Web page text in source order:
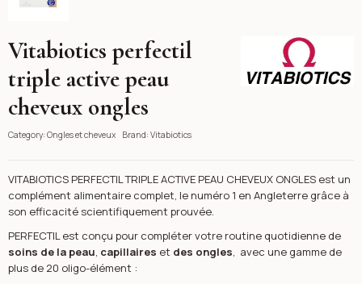
Vitabiotics
Vitabiotics perfectil
triple active peau
cheveux ongles
Category: Ongles et cheveux Brand: Vitabiotics
VITABIOTICS PERFECTIL TRIPLE ACTIVE PEAU CHEVEUX ONGLES est un
complément alimentaire complet, le numéro 1 en Angleterre grâce à
son efficacité scientifiquement prouvée.
PERFECTIL est conçu pour compléter votre routine quotidienne de
soins de la peau, capillaires et des ongles, avec une gamme de
plus de 20 oligo-élément :